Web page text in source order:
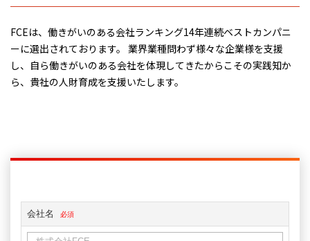
FCEは、働きがいのある会社ランキング14年連続ベストカンパニ
ーに選出されております。 業界業種問わず様々な企業様を支援
し、自ら働きがいのある会社を体現してきたからこその実践知か
ら、貴社の人財育成を支援いたします。